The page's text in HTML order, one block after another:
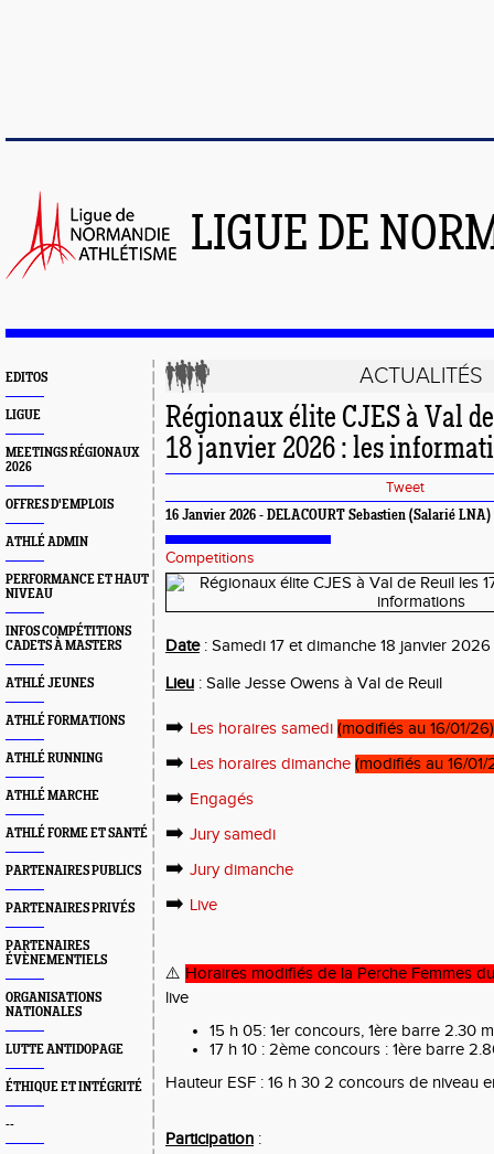
LIGUE DE
EDITOS
LIGUE
MEETINGS RÉGIONAUX
2026
OFFRES D'EMPLOIS
ATHLÉ ADMIN
PERFORMANCE ET HAUT
NIVEAU
INFOS COMPÉTITIONS
CADETS À MASTERS
ATHLÉ JEUNES
ATHLÉ FORMATIONS
ATHLÉ RUNNING
ATHLÉ MARCHE
ATHLÉ FORME ET SANTÉ
PARTENAIRES PUBLICS
PARTENAIRES PRIVÉS
PARTENAIRES
ÉVÈNEMENTIELS
ORGANISATIONS
NATIONALES
LUTTE ANTIDOPAGE
ÉTHIQUE ET INTÉGRITÉ
--
ACTUALITÉS
Régionaux élite CJES à Val
18 janvier 2026 : les
Tweet
16 Janvier 2026 - DELACOURT Sebastien (Salarié LNA)
Competitions
Date: Samedi 17 et dimanche 18 janvier 2026
Lieu : Salle Jesse Owens à Val de Reuil
➡️ Les horaires samedi (modifiés au 16/01/26)
➡️ Les horaires dimanche (modifiés au 16/01/
➡️ Engagés
➡️ Jury samedi
➡️ Jury dimanche
➡️ Live
⚠️ Horaires modifiés de la Perche Femmes
live
15 h 05: 1er concours, 1ère barre 2.30 m
17 h 10 : 2ème concours : 1ère barre
Hauteur ESF : 16 h 30 2 concours de niveau
Participation :